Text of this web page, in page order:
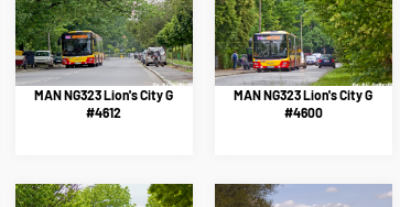
MAN NG323 Lion's City G
#4612
MAN NG323 Lion's City G
#4600